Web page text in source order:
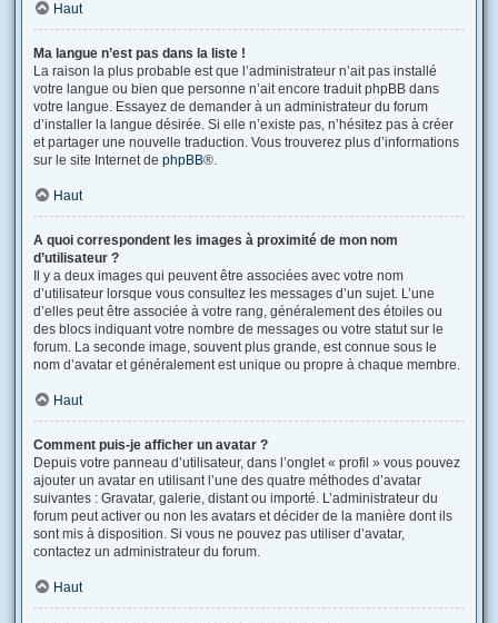
Haut
Ma langue n’est pas dans la liste !
La raison la plus probable est que l’administrateur n’ait pas installé
votre langue ou bien que personne n’ait encore traduit phpBB dans
votre langue. Essayez de demander à un administrateur du forum
d’installer la langue désirée. Si elle n’existe pas, n’hésitez pas à créer
et partager une nouvelle traduction. Vous trouverez plus d’informations
sur le site Internet de phpBB®.
Haut
A quoi correspondent les images à proximité de mon nom
d’utilisateur ?
Il y a deux images qui peuvent être associées avec votre nom
d’utilisateur lorsque vous consultez les messages d’un sujet. L’une
d’elles peut être associée à votre rang, généralement des étoiles ou
des blocs indiquant votre nombre de messages ou votre statut sur le
forum. La seconde image, souvent plus grande, est connue sous le
nom d’avatar et généralement est unique ou propre à chaque membre.
Haut
Comment puis-je afficher un avatar ?
Depuis votre panneau d’utilisateur, dans l’onglet « profil » vous pouvez
ajouter un avatar en utilisant l’une des quatre méthodes d’avatar
suivantes : Gravatar, galerie, distant ou importé. L’administrateur du
forum peut activer ou non les avatars et décider de la manière dont ils
sont mis à disposition. Si vous ne pouvez pas utiliser d’avatar,
contactez un administrateur du forum.
Haut